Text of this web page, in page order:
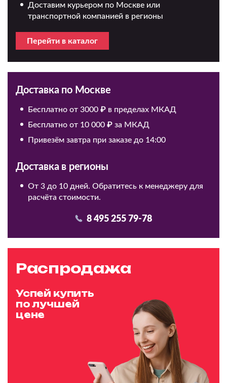
Доставим курьером по Москве или
транспортной компанией в регионы
Перейти в каталог
Доставка по Москве
Бесплатно от 3000 ₽ в пределах МКАД
Бесплатно от 10 000 ₽ за МКАД
Привезём завтра при заказе до 14:00
Доставка в регионы
От 3 до 10 дней. Обратитесь к менеджеру для
расчёта стоимости.
8 495 255 79-78
Распродажа
Успей купить
по лучшей
цене